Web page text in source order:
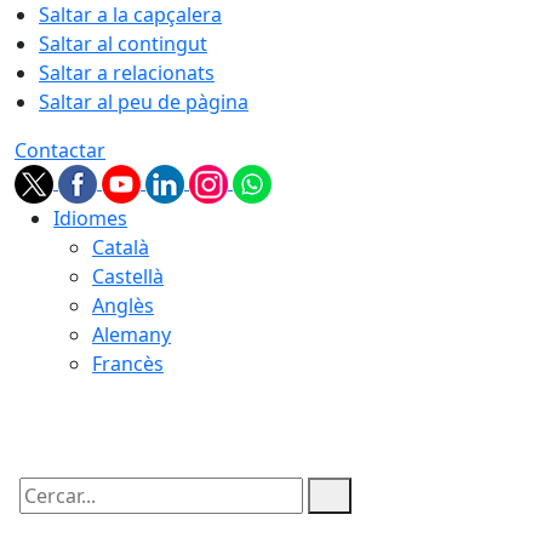
Saltar a la capçalera
Saltar al contingut
Saltar a relacionats
Saltar al peu de pàgina
Contactar
Idiomes
Català
Castellà
Anglès
Alemany
Francès
Cercar: